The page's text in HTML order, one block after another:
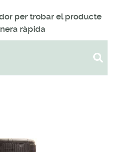
per trobar el producte
ràpida